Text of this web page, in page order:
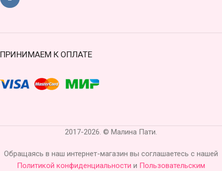
ПРИНИМАЕМ К ОПЛАТЕ
2017-2026. © Малина Пати.
Обращаясь в наш интернет-магазин вы соглашаетесь с нашей
Политикой конфиденциальности и Пользовательским